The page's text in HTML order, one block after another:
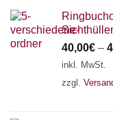
40,00€ –
inkl. MwSt.
zzgl.